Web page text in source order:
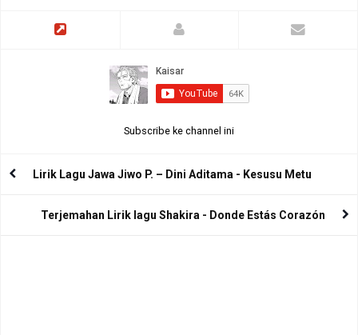
Subscribe ke channel ini
Lirik Lagu Jawa Jiwo P. – Dini Aditama - Kesusu Metu
Terjemahan Lirik lagu Shakira - Donde Estás Corazón